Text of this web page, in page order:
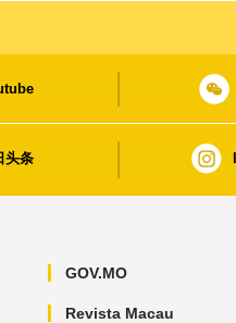
头条
GOV.MO
Revista Macau